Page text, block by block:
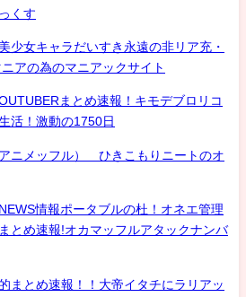
くす
少女キャラだいすき永遠の非リア充・
アの為のマニアックサイト
まとめ速報！キモデブロリコ
活！激動の1750日
ニメッフル） ひきこもりニートのオ
情報ポータブルの杜！オネエ管理
とめ速報!オカマッフルアタックナンバ
まとめ速報！！大帝イタチにラリアッ